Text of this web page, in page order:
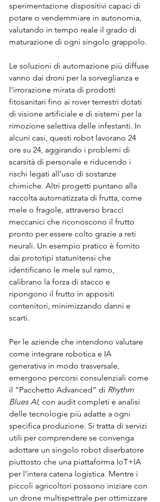
sperimentazione dispositivi capaci di
potare o vendemmiare in autonomia,
valutando in tempo reale il grado di
maturazione di ogni singolo grappolo.
Le soluzioni di automazione più diffuse
vanno dai droni per la sorveglianza e
l’irrorazione mirata di prodotti
fitosanitari fino ai rover terrestri dotati
di visione artificiale e di sistemi per la
rimozione selettiva delle infestanti. In
alcuni casi, questi robot lavorano 24
ore su 24, aggirando i problemi di
scarsità di personale e riducendo i
rischi legati all’uso di sostanze
chimiche. Altri progetti puntano alla
raccolta automatizzata di frutta, come
mele o fragole, attraverso bracci
meccanici che riconoscono il frutto
pronto per essere colto grazie a reti
neurali. Un esempio pratico è fornito
dai prototipi statunitensi che
identificano le mele sul ramo,
calibrano la forza di stacco e
ripongono il frutto in appositi
contenitori, minimizzando danni e
scarti.
Per le aziende che intendono valutare
come integrare robotica e IA
generativa in modo trasversale,
emergono percorsi consulenziali come
il “Pacchetto Advanced” di Rhythm
Blues AI, con audit completi e analisi
delle tecnologie più adatte a ogni
specifica produzione. Si tratta di servizi
utili per comprendere se convenga
adottare un singolo robot diserbatore
piuttosto che una piattaforma IoT+IA
per l’intera catena logistica. Mentre i
piccoli agricoltori possono iniziare con
un drone multispettrale per ottimizzare